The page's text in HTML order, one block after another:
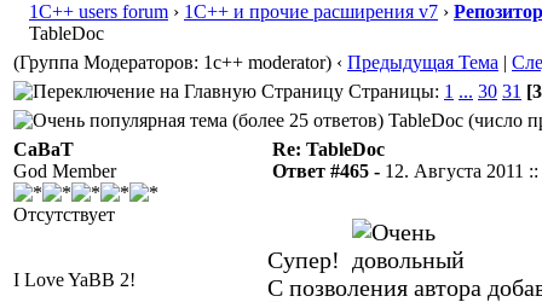
1С++ users forum › 1С++ и прочие расширения v7 ›
TableDoc
(Группа Модераторов: 1c++ moderator) ‹ Предыдущая Тема |
Страницы: 1 ... 30 31
TableDoc (число
CaBaT
God Member
Отсутствует
I Love YaBB 2!
Re: TableDoc
Ответ #465 - 12. Августа 2011
Супер!
С позволения автора